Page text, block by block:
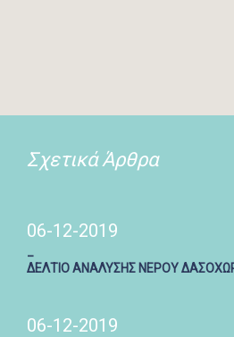
Σχετικά Άρθρα
06-12-2019
ΔΕΛΤΙΟ ΑΝΑΛΥΣΗΣ ΝΕΡΟΥ
06-12-2019